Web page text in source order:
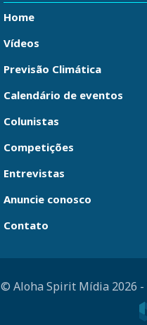
Home
Vídeos
Previsão Climática
Calendário de eventos
Colunistas
Competições
Entrevistas
Anuncie conosco
Contato
© Aloha Spirit Mídia 2026 -